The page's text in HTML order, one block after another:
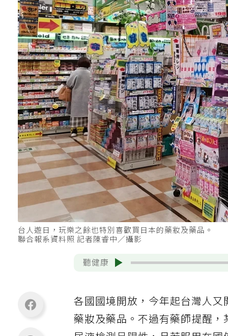
台人遊日，玩樂之餘也特別喜歡買日本的藥妝及藥品。
聯合報系資料照 記者陳睿中／攝影
聽健康
各國國境開放，今年起台灣人
藥妝及藥品。不過有藥師提醒